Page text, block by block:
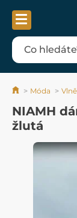
Móda
NIAMH
žlutá